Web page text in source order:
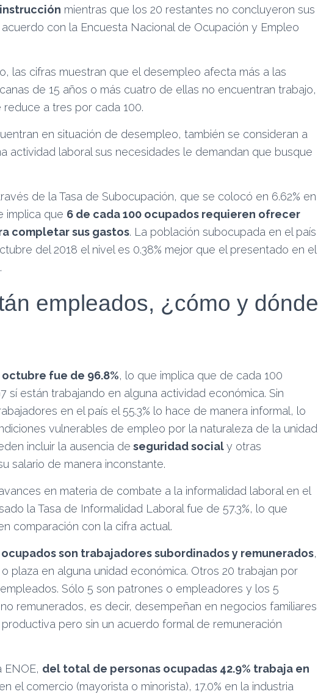
mientras que los 20 restantes no concluyeron sus
con la Encuesta Nacional de Ocupación y Empleo
las cifras muestran que el desempleo afecta más a las
de 15 años o más cuatro de ellas no encuentran trabajo,
reduce a tres por cada 100.
en situación de desempleo, también se consideran a
actividad laboral sus necesidades le demandan que busque
de la Tasa de Subocupación, que se colocó en 6.62% en
implica que 6 de cada 100 ocupados requieren ofrecer
completar sus gastos. La población subocupada en el país
del 2018 el nivel es 0.38% mejor que el presentado en el
empleados, ¿cómo y dónde
fue de 96.8%, lo que implica que de cada 100
sí están trabajando en alguna actividad económica. Sin
en el país el 55.3% lo hace de manera informal, lo
vulnerables de empleo por la naturaleza de la unidad
incluir la ausencia de seguridad socialy otras
salario de manera inconstante.
en materia de combate a la informalidad laboral en el
la Tasa de Informalidad Laboral fue de 57.3%, lo que
comparación con la cifra actual.
ocupados son trabajadores subordinados y remunerados,
plaza en alguna unidad económica. Otros 20 trabajan por
Sólo 5 son patrones o empleadores y los 5
remunerados, es decir, desempeñan en negocios familiares
pero sin un acuerdo formal de remuneración
ENOE, del total de personas ocupadas 42.9% trabaja en
en el comercio (mayorista o minorista), 17.0% en la industria